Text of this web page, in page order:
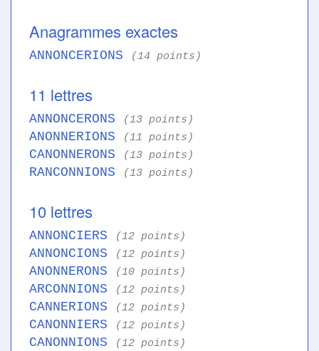
Anagrammes exactes
ANNONCERIONS (14 points)
11 lettres
ANNONCERONS (13 points)
ANONNERIONS (11 points)
CANONNERONS (13 points)
RANCONNIONS (13 points)
10 lettres
ANNONCIERS (12 points)
ANNONCIONS (12 points)
ANONNERONS (10 points)
ARCONNIONS (12 points)
CANNERIONS (12 points)
CANONNIERS (12 points)
CANONNIONS (12 points)